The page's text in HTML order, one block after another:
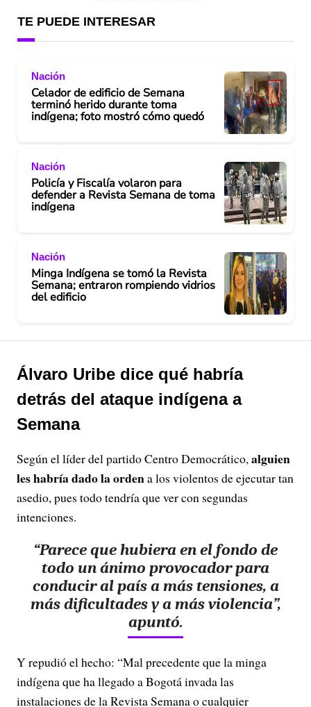
TE PUEDE INTERESAR
Nación
Celador de edificio de Semana
terminó herido durante toma
indígena; foto mostró cómo quedó
Nación
Policía y Fiscalía volaron para
defender a Revista Semana de toma
indígena
Nación
Minga Indígena se tomó la Revista
Semana; entraron rompiendo vidrios
del edificio
Álvaro Uribe dice qué habría
detrás del ataque indígena a
Semana
Según el líder del partido Centro Democrático,alguien
les habría dado la ordena los violentos de ejecutar tan
asedio, pues todo tendría que ver con segundas
intenciones.
“Parece que hubiera en el fondo de
todo un ánimo provocador para
conducir al país a más tensiones, a
más dificultades y a más violencia”,
apuntó.
Y repudió el hecho: “Mal precedente que la minga
indígena que ha llegado a Bogotá invada las
instalaciones de la Revista Semana o cualquier